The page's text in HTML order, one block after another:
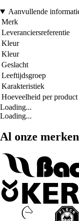
Aanvullende
Merk
Leveranciersreferentie
Kleur
Kleur
Geslacht
Leeftijdsgroep
Karakteristiek
Hoeveelheid per product
Loading...
Loading...
Al onze merken